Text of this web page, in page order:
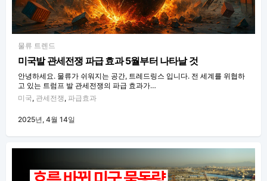
물류 트렌드
미국발 관세전쟁 파급 효과 5월부터 나타날 것
안녕하세요. 물류가 쉬워지는 공간, 트레드링스 입니다. 전 세계를 위협하
고 있는 트럼프 발 관세전쟁의 파급 효과가…
미국, 관세전쟁, 파급효과
2025년, 4월 14일